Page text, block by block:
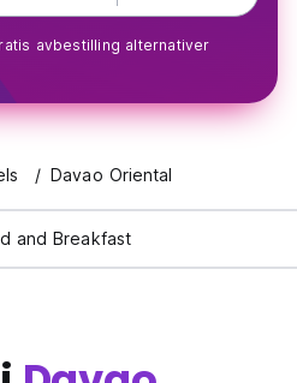
avbestilling alternativer
Davao Oriental
and Breakfast